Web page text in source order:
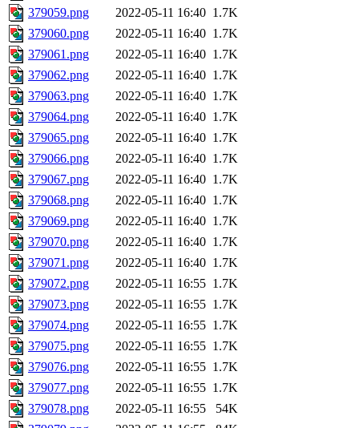
379059.png
2022-05-11 16:40 1.7K
379060.png
2022-05-11 16:40 1.7K
379061.png
2022-05-11 16:40 1.7K
379062.png
2022-05-11 16:40 1.7K
379063.png
2022-05-11 16:40 1.7K
379064.png
2022-05-11 16:40 1.7K
379065.png
2022-05-11 16:40 1.7K
379066.png
2022-05-11 16:40 1.7K
379067.png
2022-05-11 16:40 1.7K
379068.png
2022-05-11 16:40 1.7K
379069.png
2022-05-11 16:40 1.7K
379070.png
2022-05-11 16:40 1.7K
379071.png
2022-05-11 16:40 1.7K
379072.png
2022-05-11 16:55 1.7K
379073.png
2022-05-11 16:55 1.7K
379074.png
2022-05-11 16:55 1.7K
379075.png
2022-05-11 16:55 1.7K
379076.png
2022-05-11 16:55 1.7K
379077.png
2022-05-11 16:55 1.7K
379078.png
2022-05-11 16:55
54K